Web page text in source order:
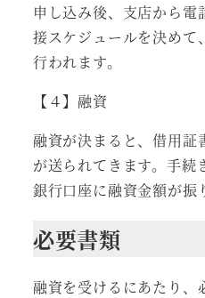
申し込み後、支店から電
接スケジュールを決めて
行われます。
【４】融資
融資が決まると、借用証
が送られてきます。手続
銀行口座に融資金額が振
必要書類
融資を受けるにあたり、